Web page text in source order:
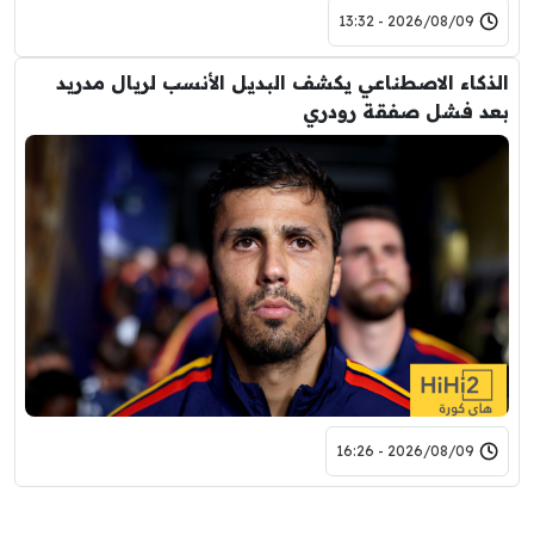
2026/08/09 - 13:32
الذكاء الاصطناعي يكشف البديل الأنسب لريال مدريد
بعد فشل صفقة رودري
2026/08/09 - 16:26